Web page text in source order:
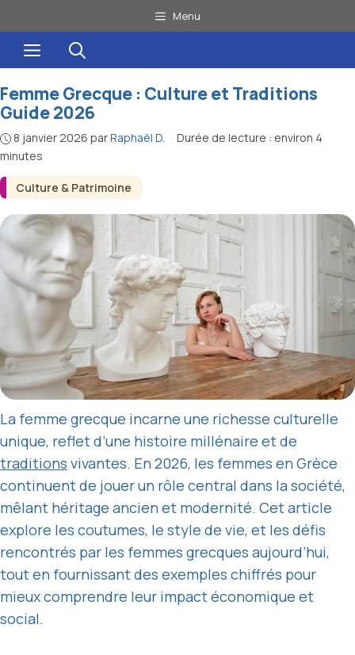
au
contenu
Menu
Menu
Culture & Patrimoine
Femme Grecque : Culture et Traditions
Guide 2026
8 janvier 2026 parRaphaël D. · Durée de lecture : environ 4
minutes
La femme grecque incarne une richesse culturelle
unique, reflet d’une histoire millénaire et de
traditions vivantes. En 2026, les femmes en Grèce
continuent de jouer un rôle central dans la société,
mêlant héritage ancien et modernité. Cet article
explore les coutumes, le style de vie, et les défis
rencontrés par les femmes grecques aujourd’hui,
tout en fournissant des exemples chiffrés pour
mieux comprendre leur impact économique et
social.